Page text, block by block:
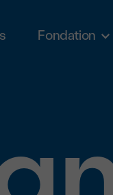
Fondation